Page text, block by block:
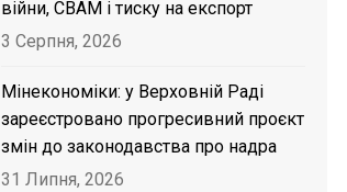
війни, CBAM і тиску на експорт
3 Серпня, 2026
Мінекономіки: у Верховній Раді
зареєстровано прогресивний проєкт
змін до законодавства про надра
31 Липня, 2026